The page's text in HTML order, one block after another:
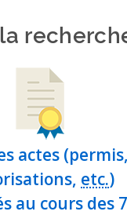
actes (permis,
etc.)
au cours des 7